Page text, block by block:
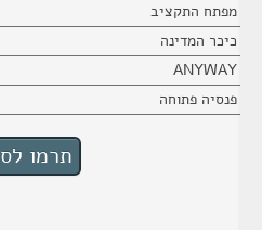
מפתח התקציב
כיכר המדינה
ANYWAY
פנסיה פתוחה